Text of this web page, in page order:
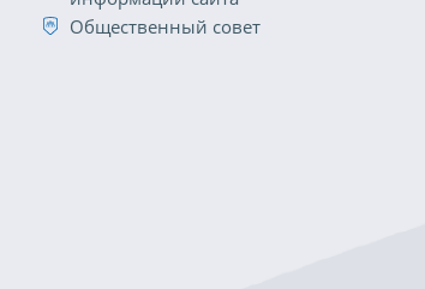
Общественный совет